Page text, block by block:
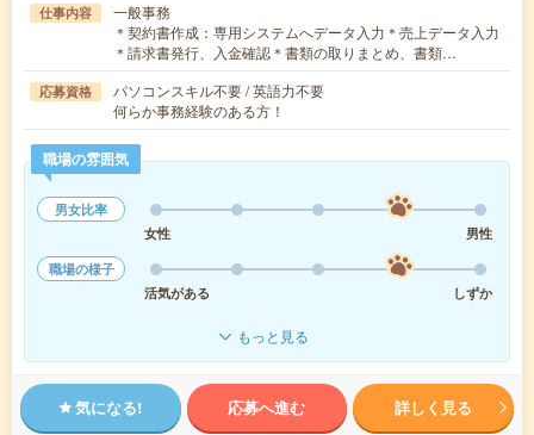
仕事内容
一般事務
＊契約書作成：専用システムへデータ入力＊売上データ入力
＊請求書発行、入金確認＊書類の取りまとめ、書類…
応募資格
パソコンスキル不要 / 英語力不要
何らか事務経験のある方！
職場の雰囲気
男女比率
女性
男性
職場の様子
活気がある
しずか
もっと見る
気になる! 応募へ進む 詳しく見る